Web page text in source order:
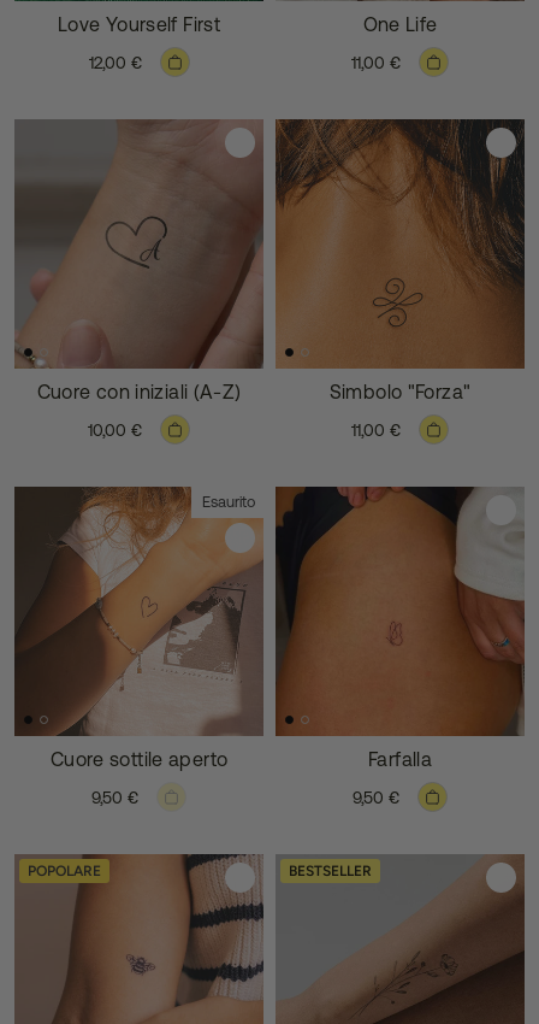
Love Yourself First
12,00 €
One Life
11,00 €
Cuore con iniziali (A-Z)
10,00 €
Simbolo "Forza"
11,00 €
Esaurito
Cuore sottile aperto
9,50 €
Farfalla
9,50 €
POPOLARE BESTSELLER